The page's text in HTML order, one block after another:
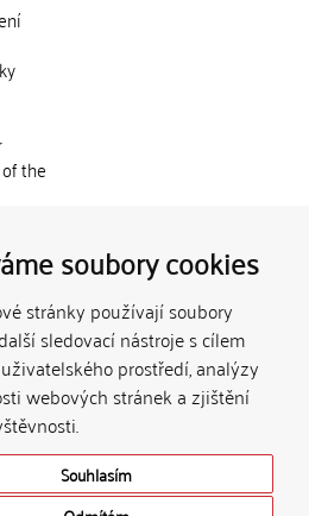
soubory cookies
stránky používají soubory
sledovací nástroje s cílem
prostředí, analýzy
webových stránek a zjištění
Souhlasím
the
k
autora.
not
of